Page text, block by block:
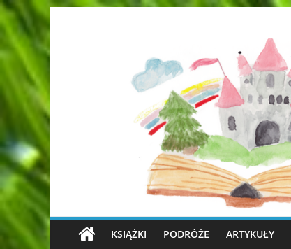
KSIĄŻKI PODRÓŻE ARTYKUŁY